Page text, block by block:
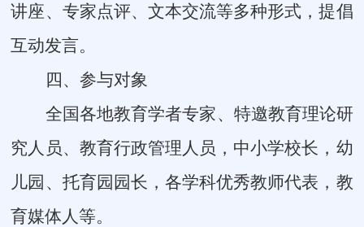
讲座、专家点评、文本交流等多种形式，提倡
互动发言。
四、参与对象
全国各地教育学者专家、特邀教育理论研
究人员、教育行政管理人员，中小学校长，幼
儿园、托育园园长，各学科优秀教师代表，教
育媒体人等。